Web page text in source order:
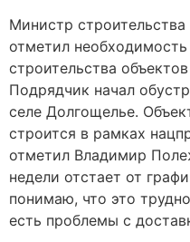
Министр
отметил
строительства
Подрядчик начал
селе Долгощелье.
строится в рамках
отметил Владимир
недели отстает от
понимаю, что это
есть проблемы с